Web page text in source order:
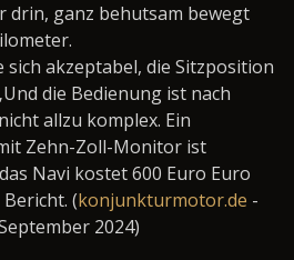
drin, ganz behutsam bewegt
akzeptabel, die Sitzposition
die Bedienung ist nach
allzu komplex. Ein
Zehn-Zoll-Monitor ist
Navi kostet 600 Euro Euro
(konjunkturmotor.de -
2024)